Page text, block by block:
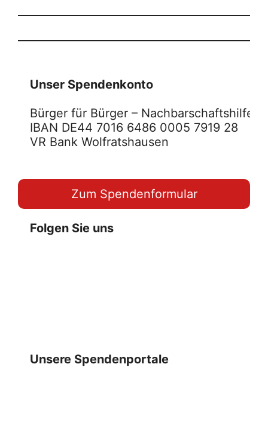
Unser Spendenkonto
Bürger für Bürger – Nachbarschaftshilfe
IBAN DE44 7016 6486 0005 7919 28
VR Bank Wolfratshausen
Zum Spendenformular
Folgen Sie uns
Unsere Spendenportale